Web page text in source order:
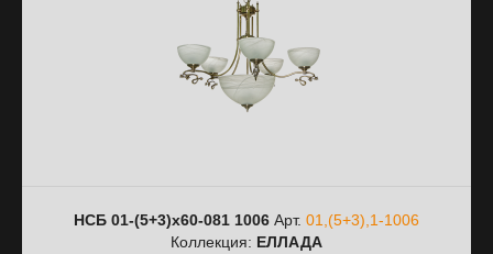
НСБ 01-(5+3)х60-081 1006 Арт. 01,(5+3),1-1006
Коллекция: ЕЛЛАДА